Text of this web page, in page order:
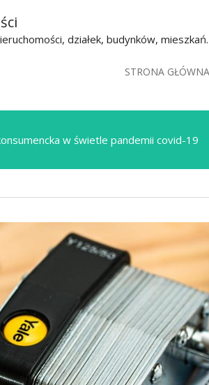
działek, budynków, mieszkań.
STRONA GŁÓWNA
w świetle pandemii covid-19